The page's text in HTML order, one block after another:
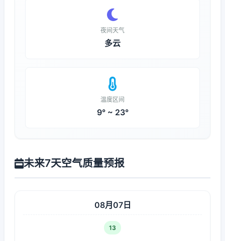
夜间天气
多云
温度区间
9° ~ 23°
未来7天空气质量预报
08月07日
13